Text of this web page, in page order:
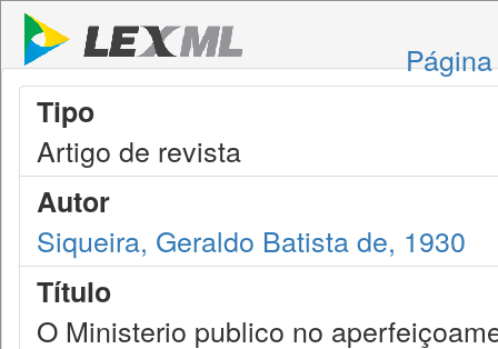
Tipo
Artigo de revista
Autor
Siqueira, Geraldo Batista de, 1930
Título
O Ministerio publico no